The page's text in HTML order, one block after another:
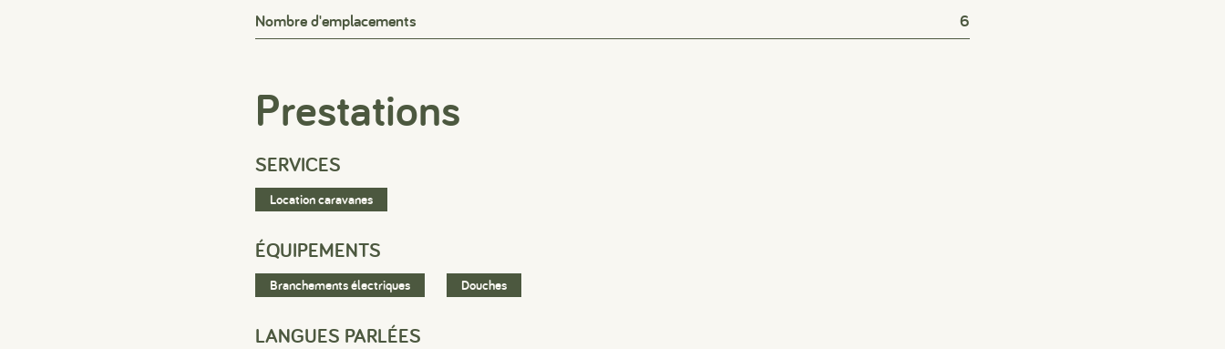
Nombre d'emplacements 6
Prestations
SERVICES
Location caravanes
ÉQUIPEMENTS
Branchements électriques Douches
LANGUES PARLÉES